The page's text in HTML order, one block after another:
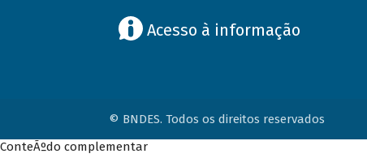
Acesso à informação
© BNDES. Todos os direitos reservados
ConteÃºdo complementar